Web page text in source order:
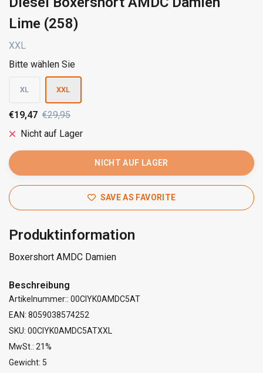
Lime (258)
XXL
Bitte wählen Sie
XL XXL
€19,47 €29,95
Nicht auf Lager
NICHT AUF LAGER
SAVE AS FAVORITE
Produktinformation
Boxershort AMDC Damien
Beschreibung
Artikelnummer:: 00CIYK0AMDC5AT
EAN: 8059038574252
SKU: 00CIYK0AMDC5ATXXL
MwSt.: 21%
Gewicht: 5